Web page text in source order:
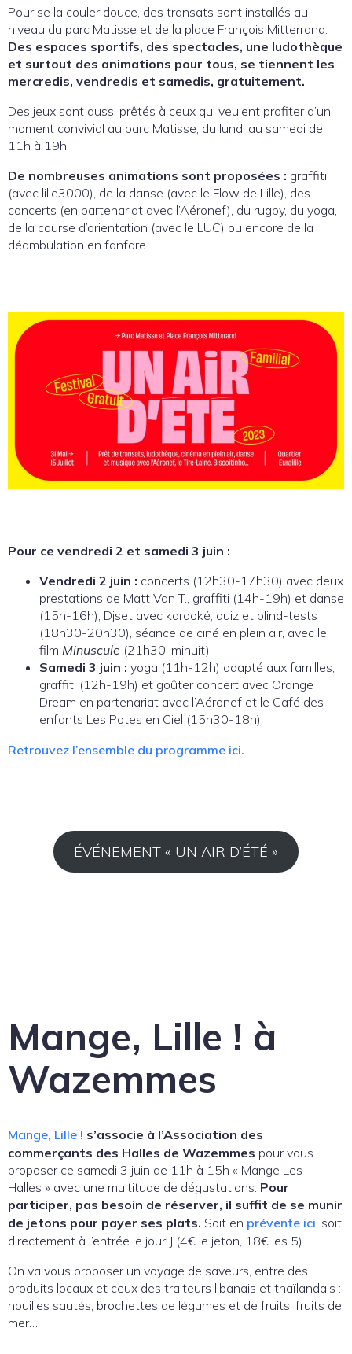
Pour se la couler douce, des transats sont installés au
niveau du parc Matisse et de la place François Mitterrand.
Des espaces sportifs, des spectacles, une ludothèque
et surtout des animations pour tous, se tiennent les
mercredis, vendredis et samedis, gratuitement.
Des jeux sont aussi prêtés à ceux qui veulent profiter d’un
moment convivial au parc Matisse, du lundi au samedi de
11h à 19h.
De nombreuses animations sont proposées : graffiti
(avec lille3000), de la danse (avec le Flow de Lille), des
concerts (en partenariat avec l’Aéronef), du rugby, du yoga,
de la course d’orientation (avec le LUC) ou encore de la
déambulation en fanfare.
Pour ce vendredi 2 et samedi 3 juin :
Vendredi 2 juin : concerts (12h30-17h30) avec deux
prestations de Matt Van T., graffiti (14h-19h) et danse
(15h-16h), Djset avec karaoké, quiz et blind-tests
(18h30-20h30), séance de ciné en plein air, avec le
film Minuscule (21h30-minuit) ;
Samedi 3 juin : yoga (11h-12h) adapté aux familles,
graffiti (12h-19h) et goûter concert avec Orange
Dream en partenariat avec l’Aéronef et le Café des
enfants Les Potes en Ciel (15h30-18h).
Retrouvez l’ensemble du programme ici.
ÉVÉNEMENT « UN AIR D’ÉTÉ »
Mange, Lille ! à
Wazemmes
Mange, Lille ! s’associe à l’Association des
commerçants des Halles de Wazemmes pour vous
proposer ce samedi 3 juin de 11h à 15h « Mange Les
Halles » avec une multitude de dégustations. Pour
participer, pas besoin de réserver, il suffit de se munir
de jetons pour payer ses plats. Soit en prévente ici , soit
directement à l’entrée le jour J (4€ le jeton, 18€ les 5).
On va vous proposer un voyage de saveurs, entre des
produits locaux et ceux des traiteurs libanais et thaïlandais :
nouilles sautés, brochettes de légumes et de fruits, fruits de
mer…